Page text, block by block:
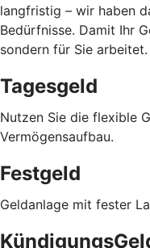
langfristig – wir haben
Bedürfnisse. Damit Ihr
sondern für Sie arbeitet.
Tagesgeld
Nutzen Sie die flexible
Vermögensaufbau.
Festgeld
Geldanlage mit fester